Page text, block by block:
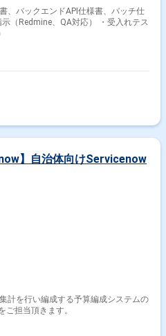
、バックエンドAPI仕様書、バッチ仕
（Redmine、QA対応） ・受入れテス
】自治体向けServicenow
計を行い編成する予算編成システムの
ご担当頂きます。